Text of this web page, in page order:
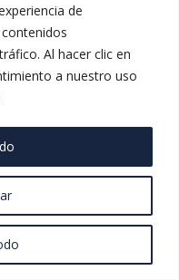
de
Al hacer clic en
a nuestro uso
todo el programa
y análisis de
directo) (Pago